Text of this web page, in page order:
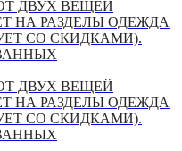
ДВУХ ВЕЩЕЙ
НА РАЗДЕЛЫ ОДЕЖДА
СО СКИДКАМИ).
ДВУХ ВЕЩЕЙ
НА РАЗДЕЛЫ ОДЕЖДА
СО СКИДКАМИ).